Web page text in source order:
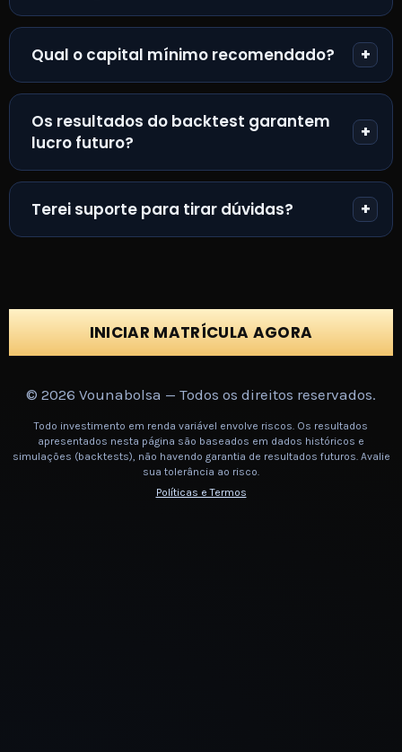
Qual o capital mínimo recomendado?
Os resultados do backtest garantem
lucro futuro?
Terei suporte para tirar dúvidas?
INICIAR MATRÍCULA AGORA
© 2026 Vounabolsa — Todos os direitos reservados.
Todo investimento em renda variável envolve riscos. Os resultados
apresentados nesta página são baseados em dados históricos e
simulações (backtests), não havendo garantia de resultados futuros. Avalie
sua tolerância ao risco.
Políticas e Termos